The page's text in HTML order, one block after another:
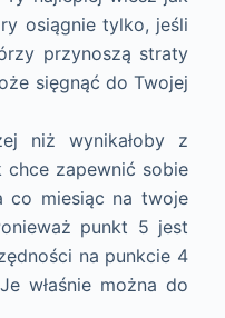
osiągnie tylko, jeśli
przynoszą straty
sięgnąć do Twojej
niż wynikałoby z
chce zapewnić sobie
co miesiąc na twoje
punkt 5 jest
na punkcie 4
właśnie można do